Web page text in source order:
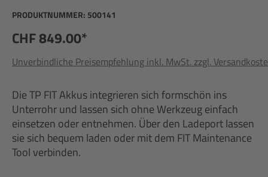
PRODUKTNUMMER: 500141
CHF 849.00*
Unverbindliche Preisempfehlung inkl. MwSt. zzgl.
Die TP FIT Akkus integrieren sich formschön ins
Unterrohr und lassen sich ohne Werkzeug einfach
einsetzen oder entnehmen. Über den Ladeport lassen
sie sich bequem laden oder mit dem FIT Maintenance
Tool verbinden.